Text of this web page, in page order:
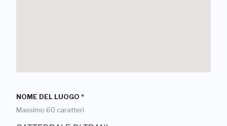
NOME DEL LUOGO *
Massimo 60 caratteri